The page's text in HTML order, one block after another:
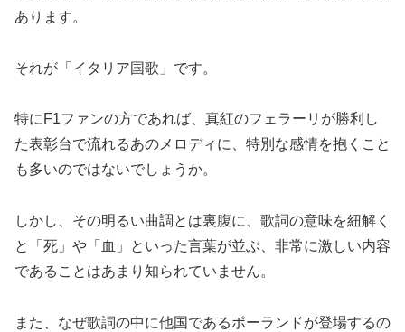
あります。
それが「イタリア国歌」です。
特にF1ファンの方であれば、真紅のフェラーリが勝利し
た表彰台で流れるあのメロディに、特別な感情を抱くこと
も多いのではないでしょうか。
しかし、その明るい曲調とは裏腹に、歌詞の意味を紐解く
と「死」や「血」といった言葉が並ぶ、非常に激しい内容
であることはあまり知られていません。
また、なぜ歌詞の中に他国であるポーランドが登場するの